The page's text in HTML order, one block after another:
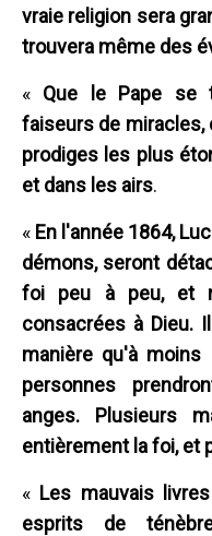
vraie religion sera
trouvera même des
« Que le Pape se
faiseurs de miracles,
prodiges les plus
et dans les airs.
« En l'année 1864,
démons, seront
foi peu à peu, et
consacrées à Dieu.
manière qu'à moins
personnes
anges. Plusieurs
entièrement la foi, et
« Les mauvais
esprits de